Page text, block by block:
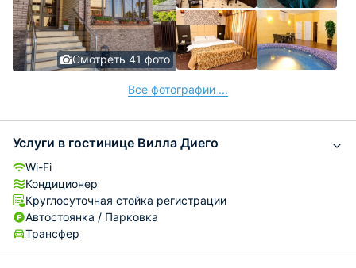
Смотреть 41 фото
Все фотографии ...
Услуги в гостинице Вилла Диего
Wi-Fi
Кондиционер
Круглосуточная стойка регистрации
Автостоянка / Парковка
Трансфер